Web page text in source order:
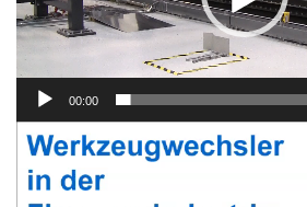
00:00
Video-
Player